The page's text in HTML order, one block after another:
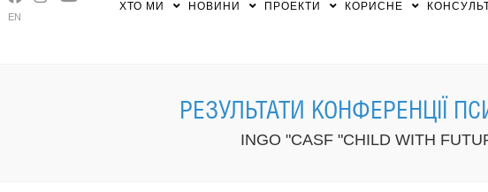
EN
ХТО МИ НОВИНИ ПРОЕКТИ КОРИСНЕ
РЕЗУЛЬТАТИ КОНФЕРЕНЦІЇ
INGO "CASF "CHILD WITH